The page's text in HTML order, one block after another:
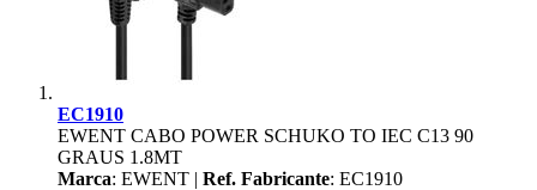
EC1910
EWENT CABO POWER SCHUKO TO IEC C13 90
GRAUS 1.8MT
Marca: EWENT | Ref. Fabricante: EC1910